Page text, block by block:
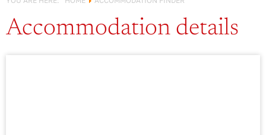
Accommodation details